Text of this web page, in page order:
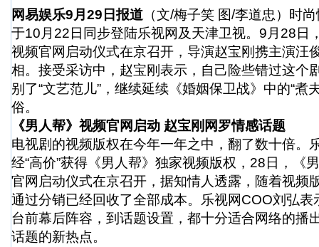
网易娱乐9月29日报道 （文/梅子笑 图/李道忠）时
于10月22日同步登陆乐视网及天津卫视。9月28日
视频官网启动仪式在京召开，导演赵宝刚携主演汪
相。接受采访中，赵宝刚表示，自己险些错过这个
别了“文艺范儿”，继续延续《婚姻保卫战》中的“煮
俗。
《男人帮》视频官网启动 赵宝刚网罗情感话题
电视剧的视频版权在今年一年之中，翻了数十倍。
经“高价”获得《男人帮》独家视频版权，28日，《
官网启动仪式在京召开，据知情人透露，随着视频
通过分销已经回收了全部成本。乐视网COO刘弘
台前幕后阵容，到话题设置，都十分适合网络的播
话题的新热点。